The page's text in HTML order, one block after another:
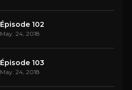
Épisode 102
May. 24, 2018
Épisode 103
May. 24, 2018